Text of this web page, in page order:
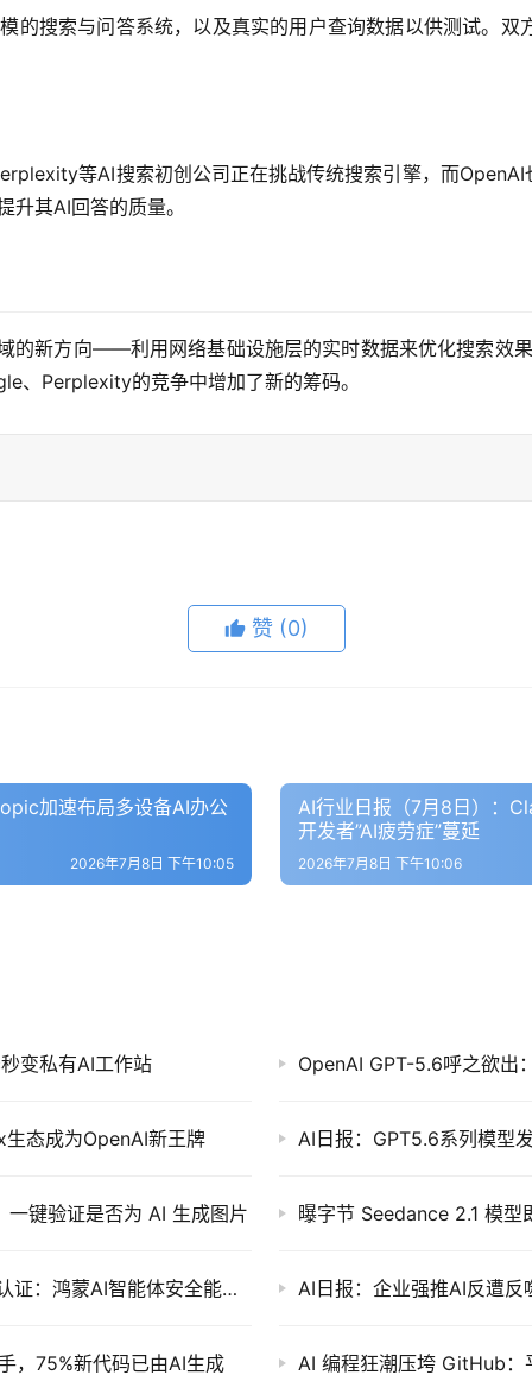
的搜索与问答系统，以及真实的用户查询数据以供测试。
等AI搜索初创公司正在挑战传统搜索引擎，而
其AI回答的质量。
的新方向——利用网络基础设施层的实时数据来优化搜索效
、Perplexity的竞争中增加了新的筹码。
赞 (0)
加速布局多设备AI办公
2026年7月8日 下午10:05
AI行业日报（7月8日）：
开发者”AI疲劳症”蔓延
2026年7月8日 下午10:06
变私有AI工作站 OpenAI GPT-5.6呼之欲出
态成为OpenAI新王牌
键验证是否为 AI 生成图片
华为小艺Claw获信通院首个终端厂商权威安全认证：鸿蒙AI智能体安全能力获认可 AI日报：企业强推AI反遭
，75%新代码已由AI生成 AI 编程狂潮压垮 GitHub：